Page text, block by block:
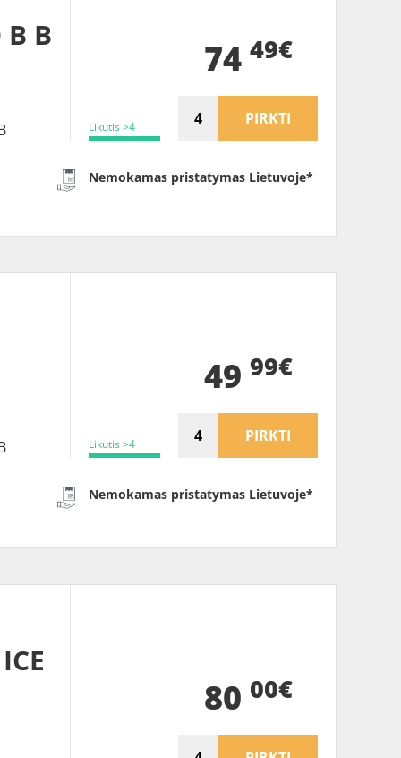
B
Likutis >4
74 49€
PIRKTI
Nemokamas pristatymas Lietuvoje*
Likutis >4
49 99€
PIRKTI
Nemokamas pristatymas Lietuvoje*
80 00€